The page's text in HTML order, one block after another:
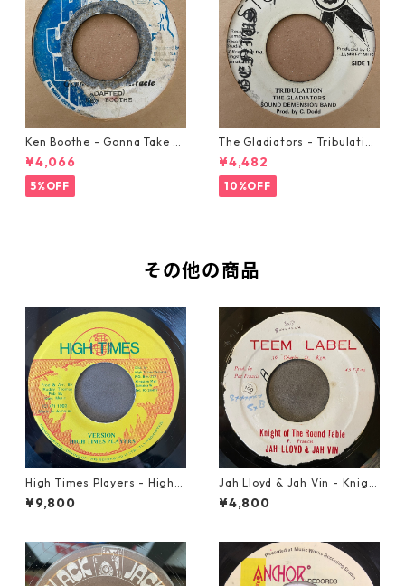
Ken Boothe - Gonna Take A
Miracle【7-21362】
¥4,066
5%OFF
The Gladiators - Tribulation
【7-21365】
¥4,482
10%OFF
その他の商品
High Times Players - High T
imes Theme【7-21926】
¥9,800
Jah Lloyd & Jah Vin - Knigh
t Of The Round Table【7-21
908】
¥4,800